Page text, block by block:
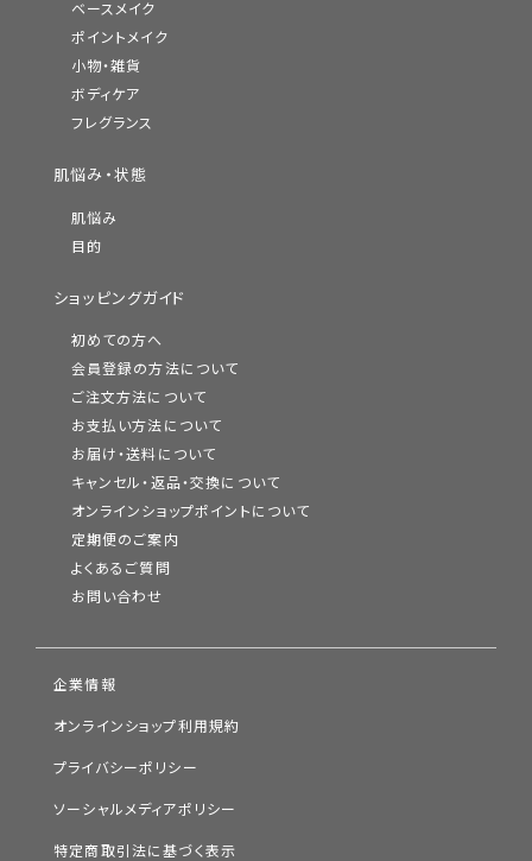
ベースメイク
ポイントメイク
小物・雑貨
ボディケア
フレグランス
肌悩み・状態
肌悩み
目的
ショッピングガイド
初めての方へ
会員登録の方法について
ご注文方法について
お支払い方法について
お届け・送料について
キャンセル・返品・交換について
オンラインショップポイントについて
定期便のご案内
よくあるご質問
お問い合わせ
企業情報
オンラインショップ利用規約
プライバシーポリシー
ソーシャルメディアポリシー
特定商取引法に基づく表示